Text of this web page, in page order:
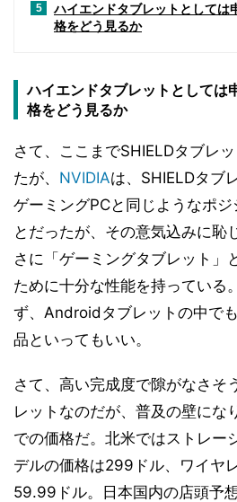
5
ハイエンドタブレットとしては
格をどう見るか
ハイエンドタブレットとしては
格をどう見るか
さて、ここまでSHIELDタブレ
たが、 NVIDIAは、SHIELDタブ
ゲーミングPCと同じようなポ
とだったが、その意気込みに恥
さに「ゲーミングタブレット」
ために十分な性能を持っている
ず、Androidタブレットの中で
品といってもいい。
さて、高い完成度で隙がなさそ
レットなのだが、普及の壁にな
での価格だ。北米ではストレー
デルの価格は299ドル、ワイヤ
59.99ドル。日本国内の店頭予